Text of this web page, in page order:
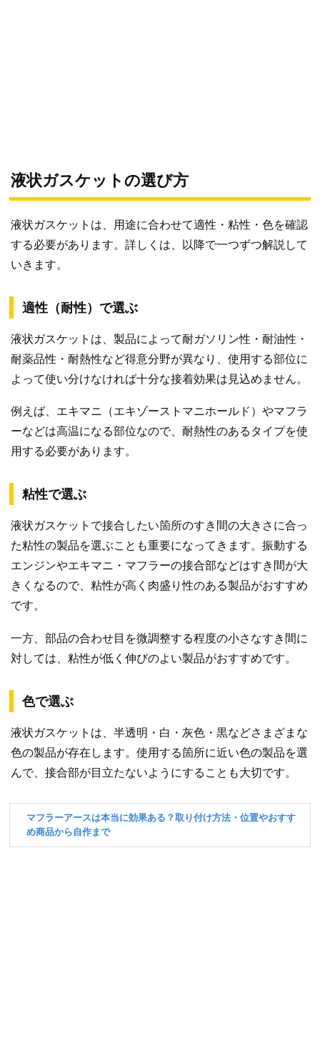
液状ガスケットの選び方
液状ガスケットは、用途に合わせて適性・粘性・色を確認
する必要があります。詳しくは、以降で一つずつ解説して
いきます。
適性（耐性）で選ぶ
液状ガスケットは、製品によって耐ガソリン性・耐油性・
耐薬品性・耐熱性など得意分野が異なり、使用する部位に
よって使い分けなければ十分な接着効果は見込めません。
例えば、エキマニ（エキゾーストマニホールド）やマフラ
ーなどは高温になる部位なので、耐熱性のあるタイプを使
用する必要があります。
粘性で選ぶ
液状ガスケットで接合したい箇所のすき間の大きさに合っ
た粘性の製品を選ぶことも重要になってきます。振動する
エンジンやエキマニ・マフラーの接合部などはすき間が大
きくなるので、粘性が高く肉盛り性のある製品がおすすめ
です。
一方、部品の合わせ目を微調整する程度の小さなすき間に
対しては、粘性が低く伸びのよい製品がおすすめです。
色で選ぶ
液状ガスケットは、半透明・白・灰色・黒などさまざまな
色の製品が存在します。使用する箇所に近い色の製品を選
んで、接合部が目立たないようにすることも大切です。